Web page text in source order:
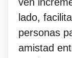
lado,
personas
amistad